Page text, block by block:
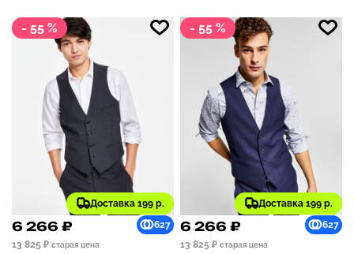
- 55 %
Доставка 199 р.
6 266 ₽
627
13 825 ₽ старая цена
- 55 %
Доставка 199 р.
6 266 ₽
627
13 825 ₽ старая цена